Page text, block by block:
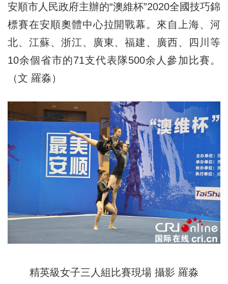
安順市人民政府主辦的“澳維杯”2020全國技巧錦
標賽在安順奧體中心拉開戰幕。來自上海、河
北、江蘇、浙江、廣東、福建、廣西、四川等
10余個省市的71支代表隊500余人參加比賽。
（文 羅淼）
精英級女子三人組比賽現場 攝影 羅淼